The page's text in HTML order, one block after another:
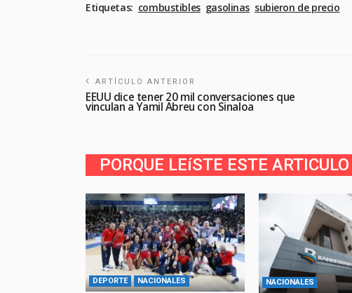
Etiquetas: combustibles gasolinas subieron de precio
ARTÍCULO ANTERIOR
EEUU dice tener 20 mil conversaciones que
vinculan a Yamil Abreu con Sinaloa
PORQUE LEíSTE ESTE ARTICULO
DEPORTE NACIONALES NACIONALES